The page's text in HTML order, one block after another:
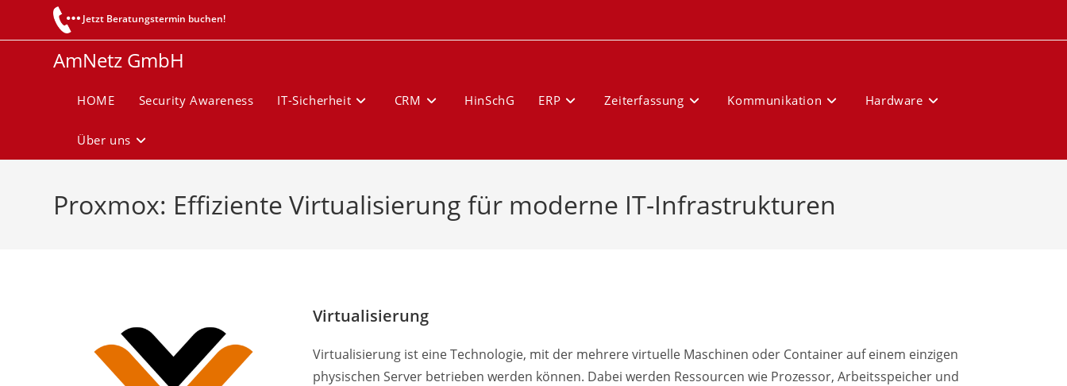
Jetzt Beratungstermin buchen!
AmNetz GmbH
HOME Security Awareness IT-Sicherheit CRM HinSchG ERP Zeiterfassung Kommunikation Hardware
Über uns
Proxmox: Effiziente Virtualisierung für moderne IT-Infrastrukturen
Virtualisierung
Virtualisierung ist eine Technologie, mit der mehrere virtuelle Maschinen oder Container auf einem einzigen
physischen Server betrieben werden können. Dabei werden Ressourcen wie Prozessor, Arbeitsspeicher und